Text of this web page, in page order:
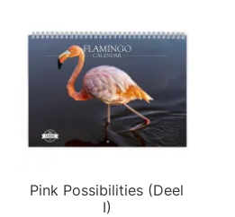
Pink Possibilities (Deel
I)